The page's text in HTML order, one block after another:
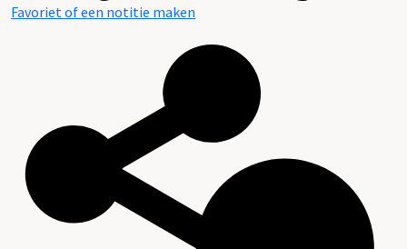
Favoriet of een notitie maken